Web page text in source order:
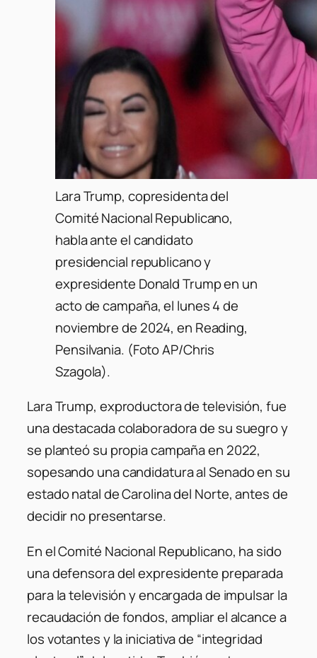
Lara Trump, copresidenta del
Comité Nacional Republicano,
habla ante el candidato
presidencial republicano y
expresidente Donald Trump en un
acto de campaña, el lunes 4 de
noviembre de 2024, en Reading,
Pensilvania. (Foto AP/Chris
Szagola).
Lara Trump, exproductora de televisión, fue
una destacada colaboradora de su suegro y
se planteó su propia campaña en 2022,
sopesando una candidatura al Senado en su
estado natal de Carolina del Norte, antes de
decidir no presentarse.
En el Comité Nacional Republicano, ha sido
una defensora del expresidente preparada
para la televisión y encargada de impulsar la
recaudación de fondos, ampliar el alcance a
los votantes y la iniciativa de “integridad